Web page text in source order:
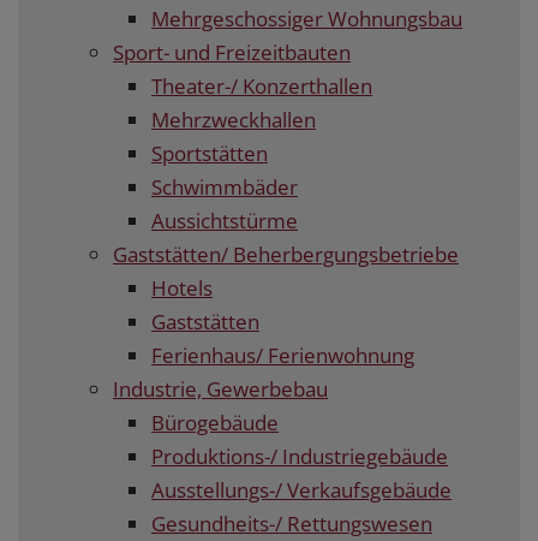
Mehrgeschossiger Wohnungsbau
Sport- und Freizeitbauten
Theater-/ Konzerthallen
Mehrzweckhallen
Sportstätten
Schwimmbäder
Aussichtstürme
Gaststätten/ Beherbergungsbetriebe
Hotels
Gaststätten
Ferienhaus/ Ferienwohnung
Industrie, Gewerbebau
Bürogebäude
Produktions-/ Industriegebäude
Ausstellungs-/ Verkaufsgebäude
Gesundheits-/ Rettungswesen